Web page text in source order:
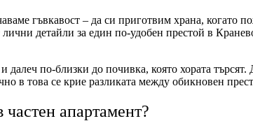
гъвкавост – да си приготвим храна, когато
детайли за един по-удобен престой в
по-близки до почивка, която хората
в това се крие разликата между обикновен
апартамент?